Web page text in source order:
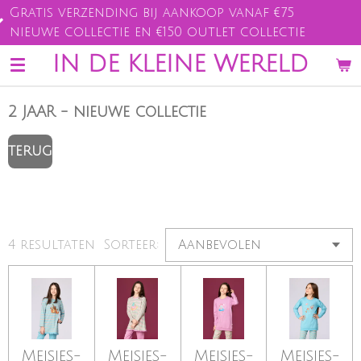
Ga
direct
naar
de
IN DE KLEINE WERELD
bij aankoop vanaf €75
en €150 outlet collectie
2 JAAR - nieuwe collectie
TERUG
4 resultaten Sorteer:
Meisjes-
Meisjes-
Meisjes-
Meisjes-